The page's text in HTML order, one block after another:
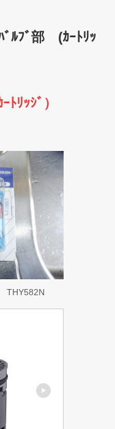
ﾙﾌﾞ部 (ｶｰﾄﾘｯ
ﾄﾘｯｼﾞ）
THY582N